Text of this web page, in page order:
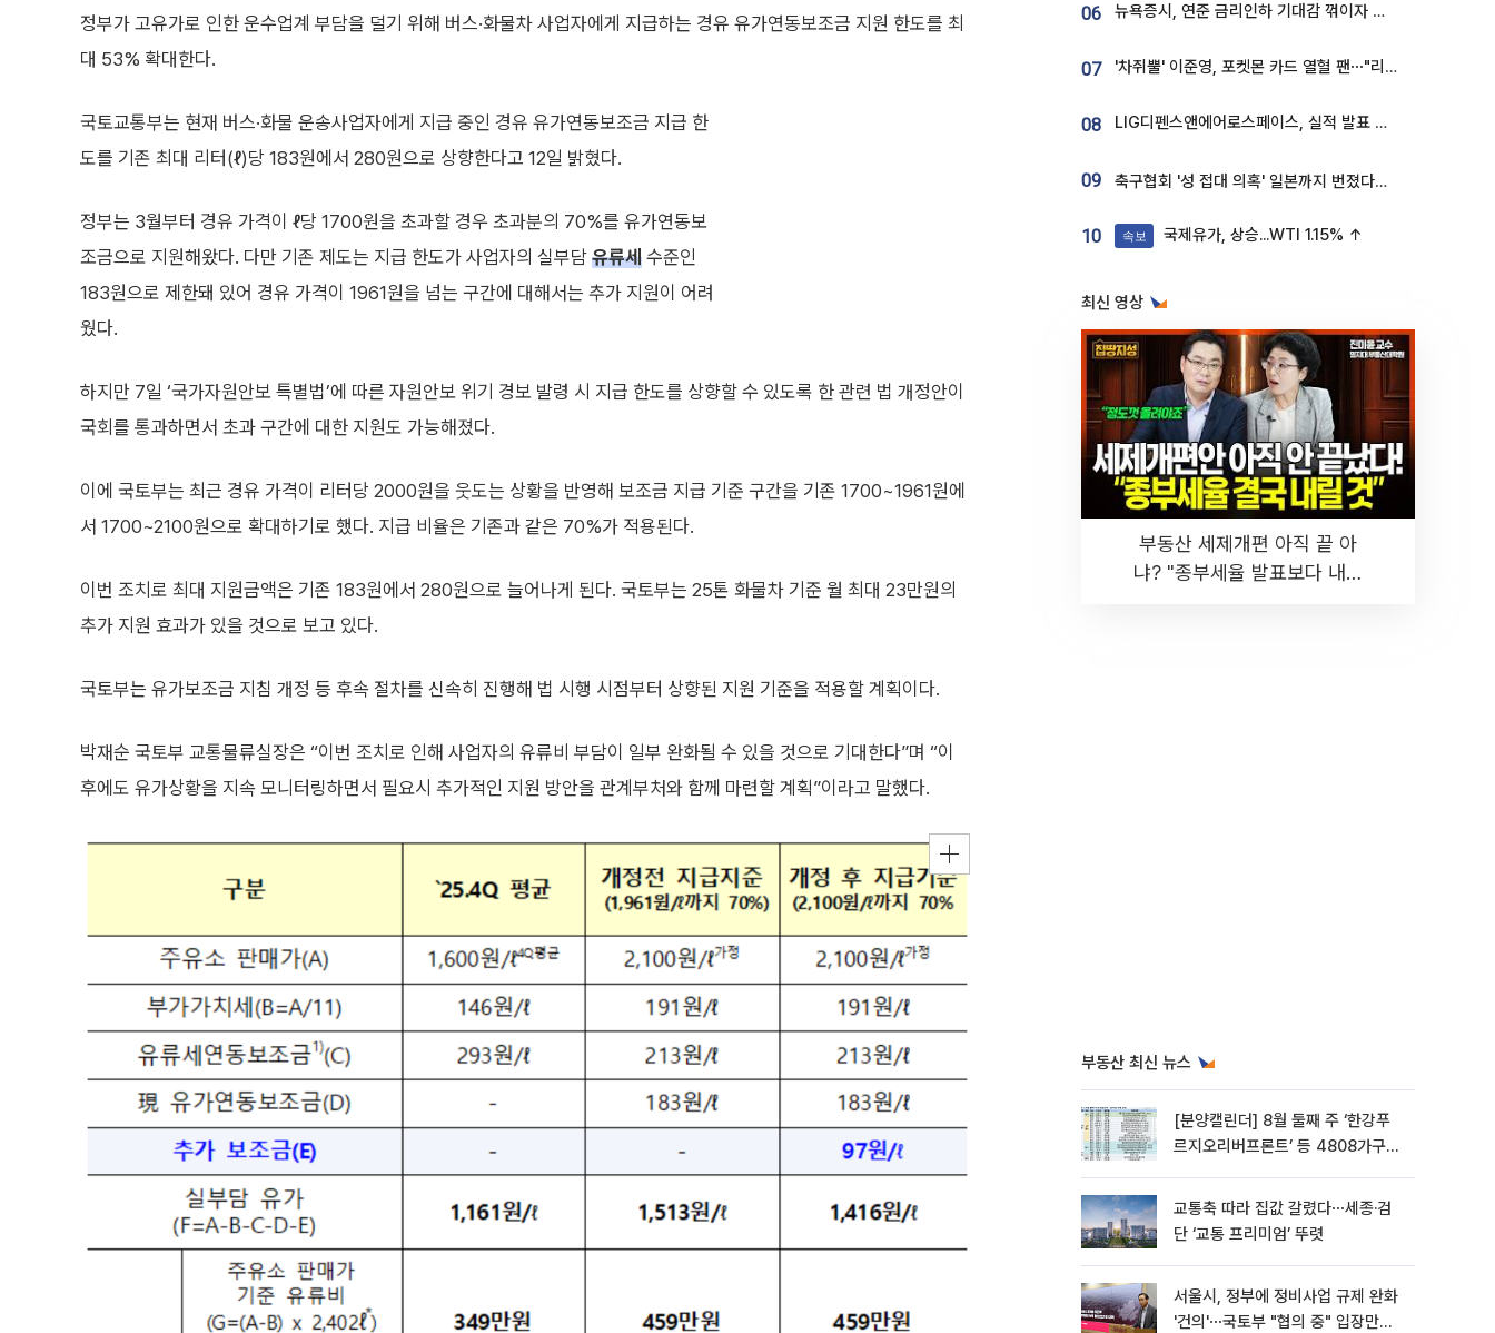
정부가 고유가로 인한 운수업계 부담을 덜기 위해 버스·화물차 사업자에게 지급하는 경유 유가연동보조금 지원 한도를 최
대 53% 확대한다.
국토교통부는 현재 버스·화물 운송사업자에게 지급 중인 경유 유가연동보조금 지급 한
도를 기존 최대 리터(ℓ)당 183원에서 280원으로 상향한다고 12일 밝혔다.
정부는 3월부터 경유 가격이 ℓ당 1700원을 초과할 경우 초과분의 70%를 유가연동보
조금으로 지원해왔다. 다만 기존 제도는 지급 한도가 사업자의 실부담 유류세 수준인
183원으로 제한돼 있어 경유 가격이 1961원을 넘는 구간에 대해서는 추가 지원이 어려
웠다.
하지만 7일 ‘국가자원안보 특별법’에 따른 자원안보 위기 경보 발령 시 지급 한도를 상향할 수 있도록 한 관련 법 개정안이
국회를 통과하면서 초과 구간에 대한 지원도 가능해졌다.
이에 국토부는 최근 경유 가격이 리터당 2000원을 웃도는 상황을 반영해 보조금 지급 기준 구간을 기존 1700~1961원에
서 1700~2100원으로 확대하기로 했다. 지급 비율은 기존과 같은 70%가 적용된다.
이번 조치로 최대 지원금액은 기존 183원에서 280원으로 늘어나게 된다. 국토부는 25톤 화물차 기준 월 최대 23만원의
추가 지원 효과가 있을 것으로 보고 있다.
국토부는 유가보조금 지침 개정 등 후속 절차를 신속히 진행해 법 시행 시점부터 상향된 지원 기준을 적용할 계획이다.
박재순 국토부 교통물류실장은 “이번 조치로 인해 사업자의 유류비 부담이 일부 완화될 수 있을 것으로 기대한다”며 “이
후에도 유가상황을 지속 모니터링하면서 필요시 추가적인 지원 방안을 관계부처와 함께 마련할 계획”이라고 말했다.
06 뉴욕증시, 연준 금리인하 기대감 꺾이자 상승...S&P500 사상 최고치 [종합]
07 '차쥐뿔' 이준영, 포켓몬 카드 열혈 팬⋯"리셀러 처단할 것"
08 LIG디펜스앤에어로스페이스, 실적 발표 후 급락→반등⋯증권가 “28년까지 튼튼”
09 축구협회 '성 접대 의혹' 일본까지 번졌다…日 심판 실명 공개
10 속보 국제유가, 상승...WTI 1.15% ↑
최신 영상
부동산 세제개편 아직 끝 아
냐? "종부세율 발표보다 내릴
부동산 최신 뉴스
[분양캘린더] 8월 둘째 주 ‘한강푸
르지오리버프론트’ 등 4808가구
교통축 따라 집값 갈렸다⋯세종·검
단 ‘교통 프리미엄’ 뚜렷
서울시, 정부에 정비사업 규제 완화
'건의'⋯국토부 "협의 중" 입장만